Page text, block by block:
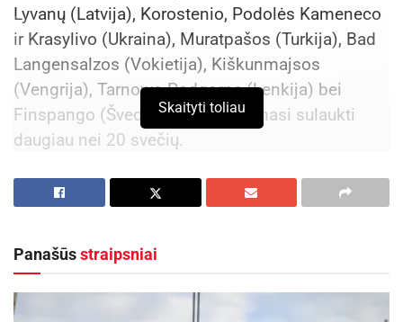
Lyvanų (Latvija), Korostenio, Podolės Kameneco
ir Krasylivo (Ukraina), Muratpašos (Turkija), Bad
Langensalzos (Vokietija), Kiškunmajsos
(Vengrija), Tarnowo Podgorne (Lenkija) bei
Finspango (Švedija). Iš viso tikimasi sulaukti
daugiau nei 20 svečių.
Aktualios naujienos
„Kėdainiai abipus Nevėžio“!
Rugsėjo 11–13 dienomis Panevėžys švęs 523-
Skaityti toliau
Panašūsstraipsniai